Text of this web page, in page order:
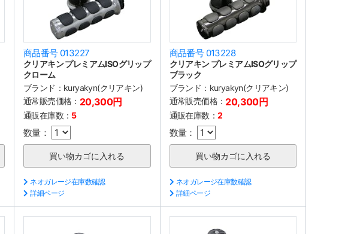
商品番号 013227
クリアキン プレミアムISOグリップ
クローム
ブランド： kuryakyn(クリアキン)
通常販売価格： 20,300円
通販在庫数： 5
数量：
ネオガレージ在庫数確認
詳細ページ
商品番号 013228
クリアキン プレミアムISOグリップ
ブラック
ブランド： kuryakyn(クリアキン)
通常販売価格： 20,300円
通販在庫数： 2
数量：
ネオガレージ在庫数確認
詳細ページ